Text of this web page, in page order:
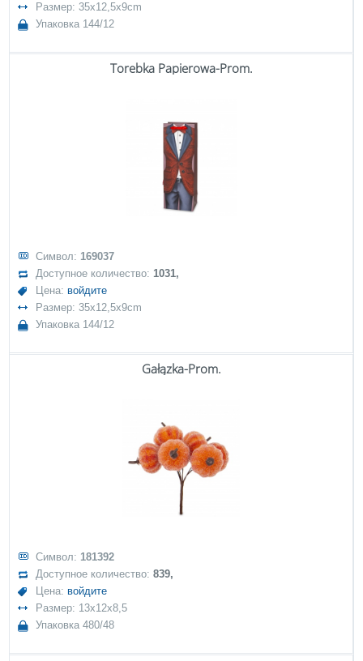
Размер: 35x12,5x9cm
Упаковка 144/12
Torebka Papierowa-Prom.
Символ: 169037
Доступное количество:1031,
Цена: войдите
Размер: 35x12,5x9cm
Упаковка 144/12
Gałązka-Prom.
Символ: 181392
Доступное количество:839,
Цена: войдите
Размер: 13x12x8,5
Упаковка 480/48